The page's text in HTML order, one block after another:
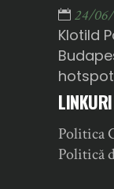
24/
Klotild
Politica
Politică